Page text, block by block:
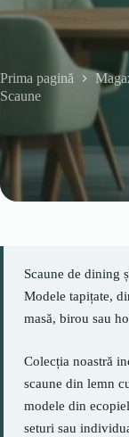
Prima pagină
Scaune
Scaune de dining
Modele tapițate,
masă, birou sau
Colecția noastră
scaune din lemn
modele din
seturi sau